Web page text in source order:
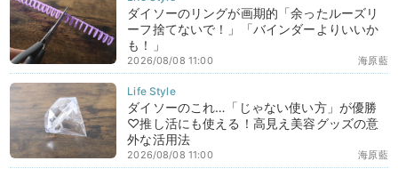
ダイソーのリングが画期的「余ったルーズリ
ーフ捨てないで！」「バインダーよりいいか
も！」
海原藍
2026/08/08 11:00
ダイソーのこれ…「じゃない使い方」が優勝
♡推し活にも使える！高見え美容グッズの意
外な活用法
海原藍
2026/08/08 11:00